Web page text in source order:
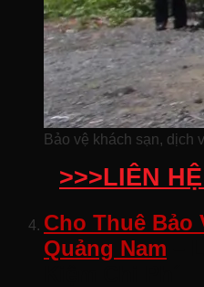
Bảo vệ khách sạn, dịch
>>>LIÊN
Cho Thuê Bảo
Quảng Nam